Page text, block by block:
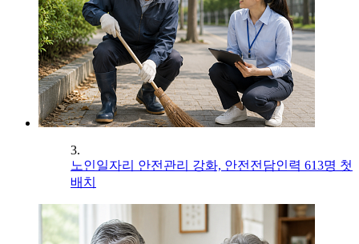
3.
노인일자리 안전관리 강화, 안전전담인력 613명 첫
배치